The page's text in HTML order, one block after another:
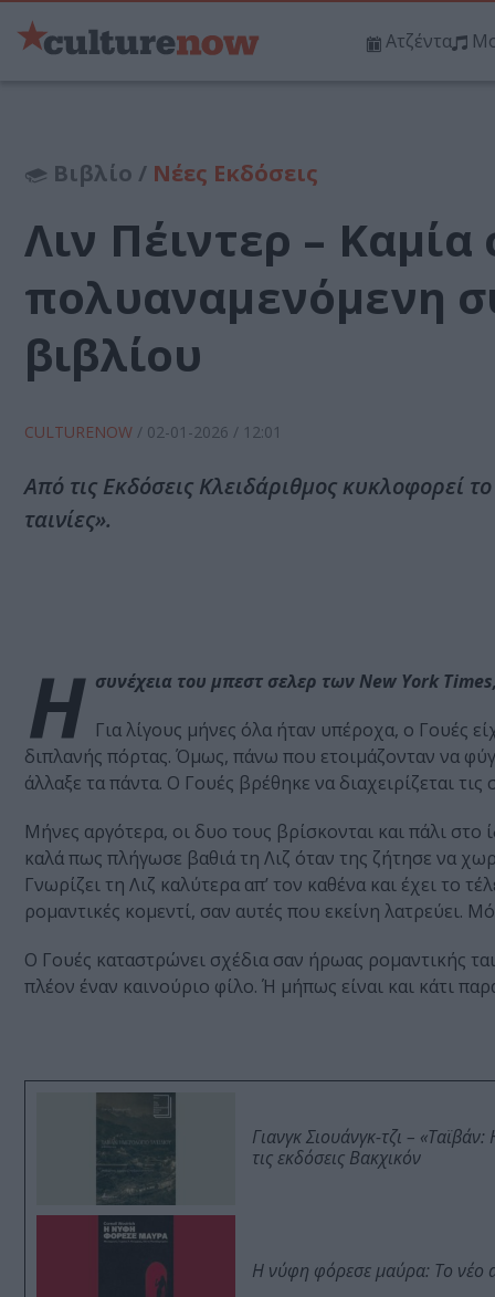
Ατζέντα
Βιβλίο / Νέες Εκδόσεις
Λιν Πέιντερ – Καμία
πολυαναμενόμενη
βιβλίου
CULTURENOW / 02-01-2026 / 12:01
Από τις Εκδόσεις Κλειδάριθμος κυκλοφορεί
ταινίες».
Η συνέχεια του μπεστ σελερ των New York
Για λίγους μήνες όλα ήταν υπέροχα, ο Γουές
διπλανής πόρτας. Όμως, πάνω που ετοιμάζονταν να
άλλαξε τα πάντα. Ο Γουές βρέθηκε να διαχειρίζεται
Μήνες αργότερα, οι δυο τους βρίσκονται και πάλι στο
καλά πως πλήγωσε βαθιά τη Λιζ όταν της ζήτησε να
Γνωρίζει τη Λιζ καλύτερα απ’ τον καθένα και έχει το
ρομαντικές κομεντί, σαν αυτές που εκείνη λατρεύει.
Ο Γουές καταστρώνει σχέδια σαν ήρωας ρομαντικής
πλέον έναν καινούριο φίλο. Ή μήπως είναι και κάτι
Γιανγκ Σιουάνγκ-τζι –
τις εκδόσεις Βακχικόν
Η νύφη φόρεσε μαύρα: Το νέο